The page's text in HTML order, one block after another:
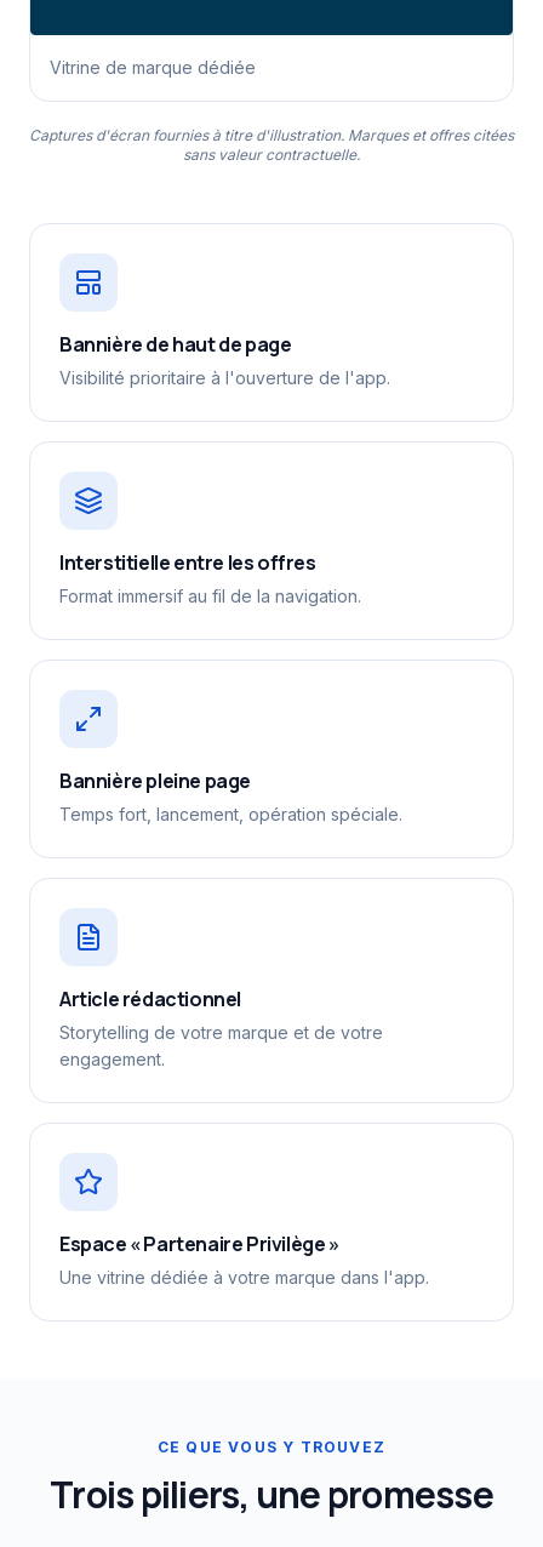
Vitrine de marque dédiée
Captures d'écran fournies à titre d'illustration. Marques et offres citées
sans valeur contractuelle.
Bannière de haut de page
Visibilité prioritaire à l'ouverture de l'app.
Interstitielle entre les offres
Format immersif au fil de la navigation.
Bannière pleine page
Temps fort, lancement, opération spéciale.
Article rédactionnel
Storytelling de votre marque et de votre
engagement.
Espace « Partenaire Privilège »
Une vitrine dédiée à votre marque dans l'app.
CE QUE VOUS Y TROUVEZ
Trois piliers, une promesse